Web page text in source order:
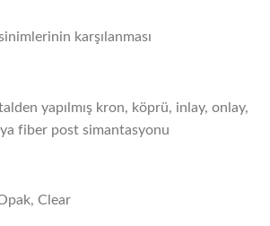
karşılanması
yapılmış kron, köprü, inlay, onlay,
fiber post simantasyonu
Clear